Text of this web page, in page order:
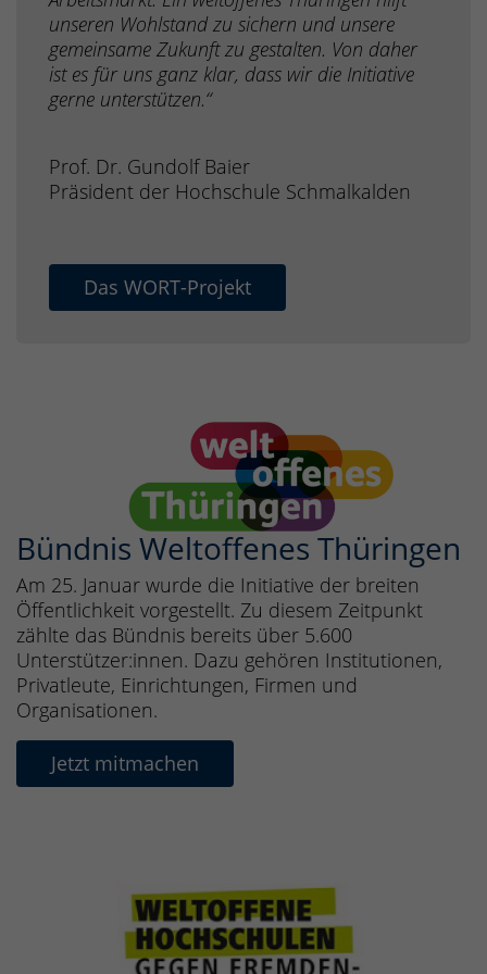
unseren Wohlstand zu sichern und unsere
gemeinsame Zukunft zu gestalten. Von daher
ist es für uns ganz klar, dass wir die Initiative
gerne unterstützen.“
Prof. Dr. Gundolf Baier
Präsident der Hochschule Schmalkalden
Das WORT-Projekt
Bündnis Weltoffenes Thüringen
Am 25. Januar wurde die Initiative der breiten
Öffentlichkeit vorgestellt. Zu diesem Zeitpunkt
zählte das Bündnis bereits über 5.600
Unterstützer:innen. Dazu gehören Institutionen,
Privatleute, Einrichtungen, Firmen und
Organisationen.
Jetzt mitmachen